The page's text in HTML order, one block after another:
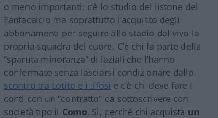
o meno importanti: c’è lo studio del listone del
Fantacalcio ma soprattutto l’acquisto degli
abbonamenti per seguire allo stadio dal vivo la
propria squadra del cuore. C’è chi fa parte della
“sparuta minoranza” di laziali che l’hanno
confermato senza lasciarsi condizionare dallo
scontro tra Lotito e i tifosi e c’è chi deve fare i
conti con un “contratto” da sottoscrivere con
società tipo il Como. Sì, perché chi acquista un